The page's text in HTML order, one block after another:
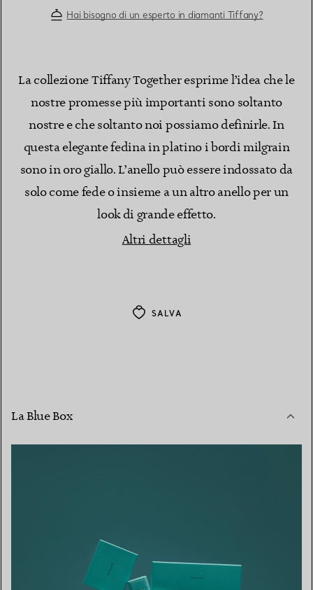
Hai bisogno di un esperto in diamanti Tiffany?
La collezione Tiffany Together esprime l’idea che le
nostre promesse più importanti sono soltanto
nostre e che soltanto noi possiamo definirle. In
questa elegante fedina in platino i bordi milgrain
sono in oro giallo. L’anello può essere indossato da
solo come fede o insieme a un altro anello per un
look di grande effetto.
Altri dettagli
SALVA
La Blue Box